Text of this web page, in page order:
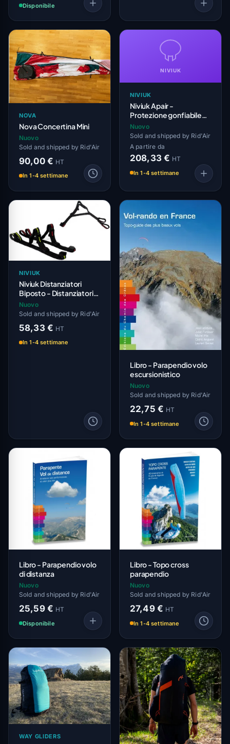
Disponibile
NOVA
Nova Concertina Mini
Nuovo
Sold and shipped by Rid'Air
90,00 € HT
In 1-4 settimane
NIVIUK
NIVIUK
Niviuk Apair -
Protezione gonfiabile
per Arrow P
Nuovo
Sold and shipped by Rid'Air
A partire da
208,33 € HT
In 1-4 settimane
NIVIUK
Niviuk Distanziatori
Biposto - Distanziatori
rigidi per vela biposto
Nuovo
Sold and shipped by Rid'Air
58,33 € HT
In 1-4 settimane
Libro - Parapendio volo
escursionistico
Nuovo
Sold and shipped by Rid'Air
22,75 € HT
In 1-4 settimane
Libro - Parapendio volo
di distanza
Nuovo
Sold and shipped by Rid'Air
25,59 € HT
Disponibile
Libro - Topo cross
parapendio
Nuovo
Sold and shipped by Rid'Air
27,49 € HT
In 1-4 settimane
WAY GLIDERS